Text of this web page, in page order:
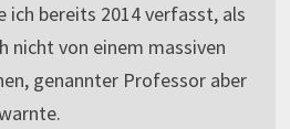
ich bereits 2014 verfasst, als
nicht von einem massiven
genannter Professor aber